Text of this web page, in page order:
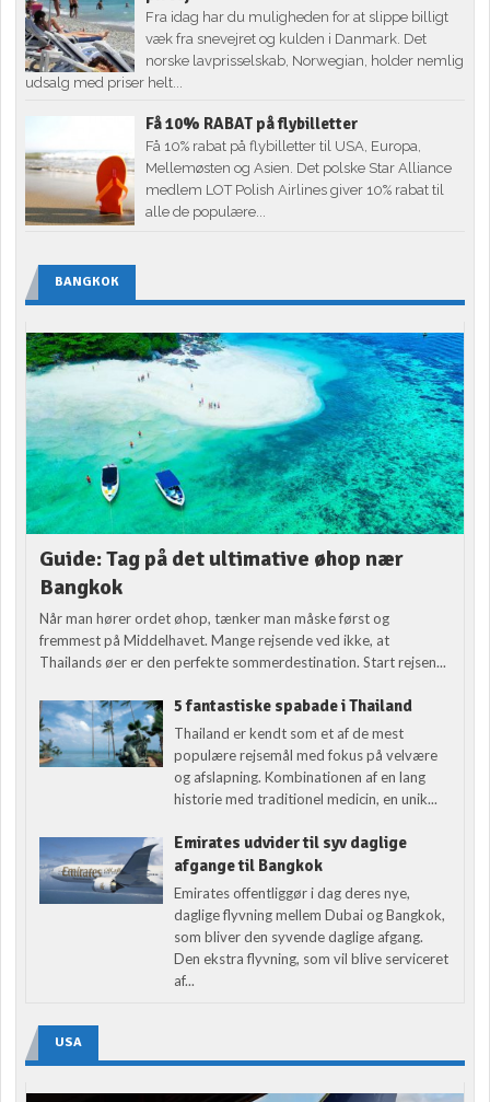
Fra idag har du muligheden for at slippe billigt
væk fra snevejret og kulden i Danmark. Det
norske lavprisselskab, Norwegian, holder nemlig
udsalg med priser helt...
Få 10% RABAT på flybilletter
Få 10% rabat på flybilletter til USA, Europa,
Mellemøsten og Asien. Det polske Star Alliance
medlem LOT Polish Airlines giver 10% rabat til
alle de populære...
BANGKOK
Guide: Tag på det ultimative øhop nær
Bangkok
Når man hører ordet øhop, tænker man måske først og
fremmest på Middelhavet. Mange rejsende ved ikke, at
Thailands øer er den perfekte sommerdestination. Start rejsen...
5 fantastiske spabade i Thailand
Thailand er kendt som et af de mest
populære rejsemål med fokus på velvære
og afslapning. Kombinationen af en lang
historie med traditionel medicin, en unik...
Emirates udvider til syv daglige
afgange til Bangkok
Emirates offentliggør i dag deres nye,
daglige flyvning mellem Dubai og Bangkok,
som bliver den syvende daglige afgang.
Den ekstra flyvning, som vil blive serviceret
af...
USA